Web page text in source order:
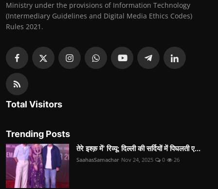
Ministry under the provisions of Information Technology
(Intermediary Guidelines and Digital Media Ethics Codes)
Rules 2021.
Total Visitors
Trending Posts
तेरे इश्क़ में’ रिव्यू: दिल्ली की सर्दियों में पिघलती ए...
SaahasSamachar Nov 24, 2025 0 26